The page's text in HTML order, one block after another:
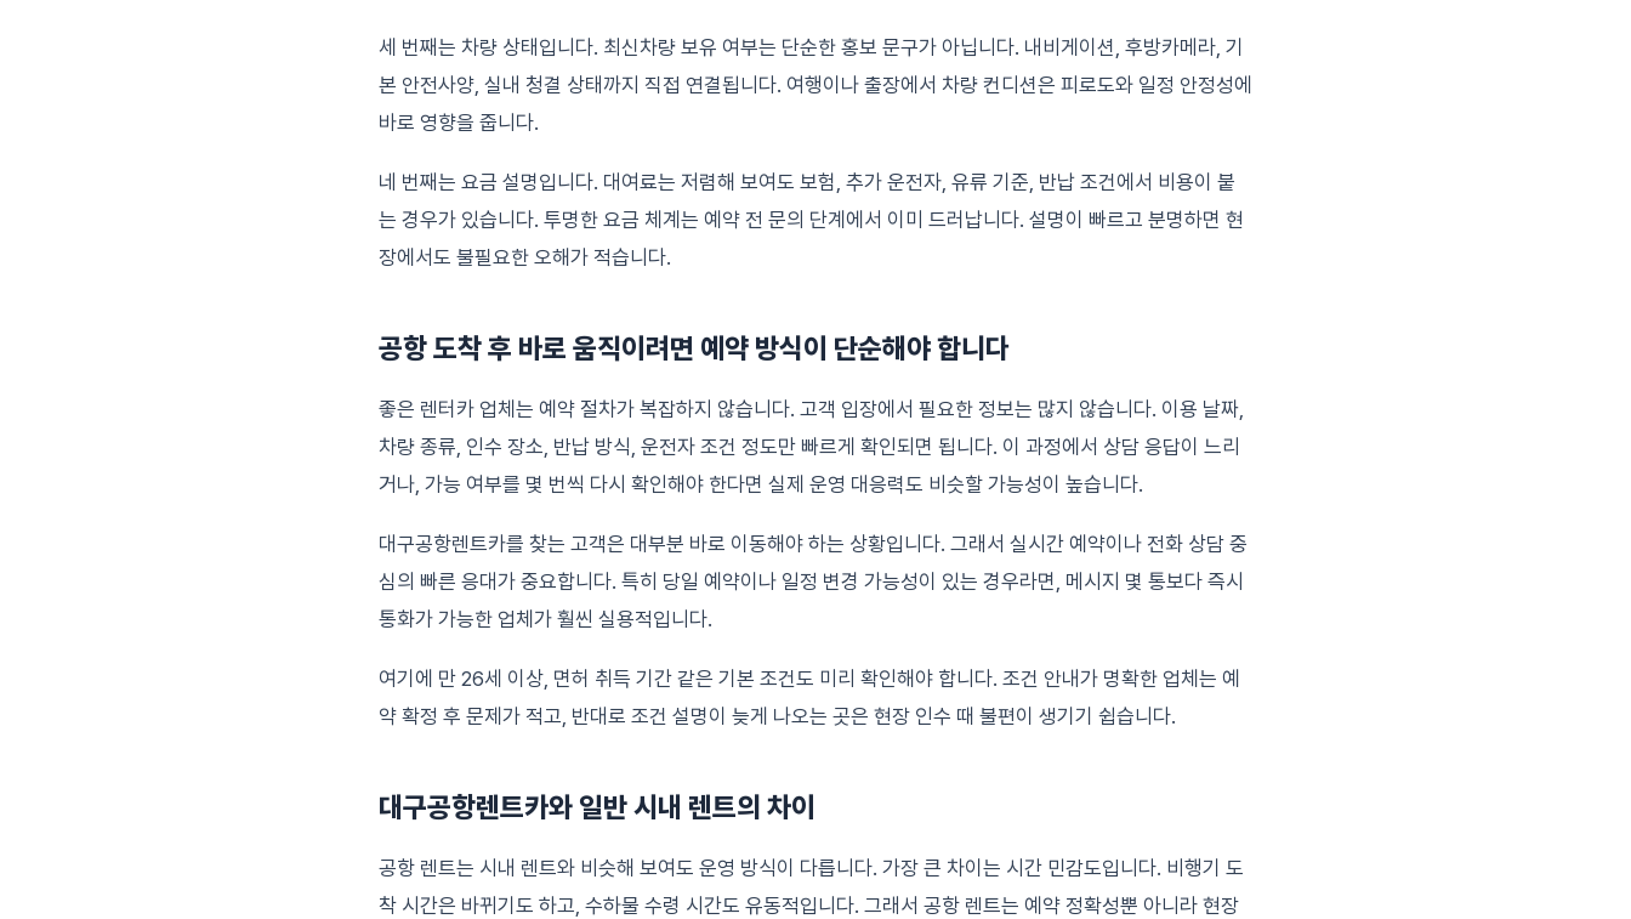
세 번째는 차량 상태입니다. 최신차량 보유 여부는 단순한 홍보 문구가 아닙니다. 내비게이션, 후방카메라, 기
본 안전사양, 실내 청결 상태까지 직접 연결됩니다. 여행이나 출장에서 차량 컨디션은 피로도와 일정 안정성에
바로 영향을 줍니다.
네 번째는 요금 설명입니다. 대여료는 저렴해 보여도 보험, 추가 운전자, 유류 기준, 반납 조건에서 비용이 붙
는 경우가 있습니다. 투명한 요금 체계는 예약 전 문의 단계에서 이미 드러납니다. 설명이 빠르고 분명하면 현
장에서도 불필요한 오해가 적습니다.
공항 도착 후 바로 움직이려면 예약 방식이 단순해야 합니다
좋은 렌터카 업체는 예약 절차가 복잡하지 않습니다. 고객 입장에서 필요한 정보는 많지 않습니다. 이용 날짜,
차량 종류, 인수 장소, 반납 방식, 운전자 조건 정도만 빠르게 확인되면 됩니다. 이 과정에서 상담 응답이 느리
거나, 가능 여부를 몇 번씩 다시 확인해야 한다면 실제 운영 대응력도 비슷할 가능성이 높습니다.
대구공항렌트카를 찾는 고객은 대부분 바로 이동해야 하는 상황입니다. 그래서 실시간 예약이나 전화 상담 중
심의 빠른 응대가 중요합니다. 특히 당일 예약이나 일정 변경 가능성이 있는 경우라면, 메시지 몇 통보다 즉시
통화가 가능한 업체가 훨씬 실용적입니다.
여기에 만 26세 이상, 면허 취득 기간 같은 기본 조건도 미리 확인해야 합니다. 조건 안내가 명확한 업체는 예
약 확정 후 문제가 적고, 반대로 조건 설명이 늦게 나오는 곳은 현장 인수 때 불편이 생기기 쉽습니다.
대구공항렌트카와 일반 시내 렌트의 차이
공항 렌트는 시내 렌트와 비슷해 보여도 운영 방식이 다릅니다. 가장 큰 차이는 시간 민감도입니다. 비행기 도
착 시간은 바뀌기도 하고, 수하물 수령 시간도 유동적입니다. 그래서 공항 렌트는 예약 정확성뿐 아니라 현장